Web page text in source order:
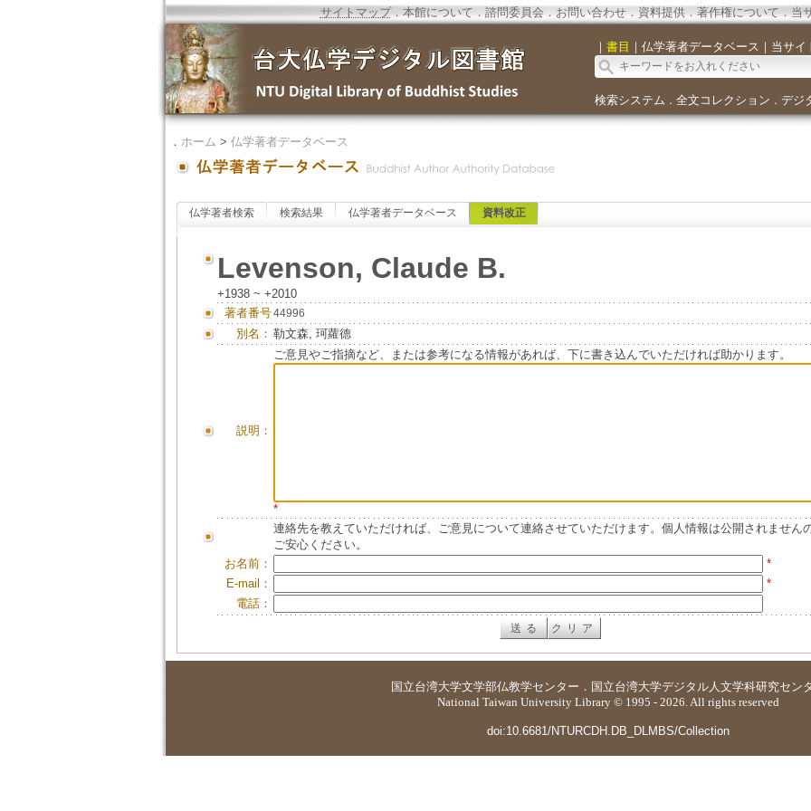
サイトマップ．本館について．諮問委員会． お問い合わせ． 資料提供．著作権について．当
｜ 書目 ｜ 仏学著者データベース ｜ 当サイ
検索システム ． 全文コレクション ． デジ
． ホーム > 仏学著者データベース
仏学著者検索 検索結果 仏学著者データベース 資料改正
Levenson, Claude B.
+1938 ~ +2010
著者番号44996
別名： 勒文森, 珂蘿德
説明：
ご意見やご指摘など、または参考になる情報があれば、下に書き込んでいただければ助かります。
*
連絡先を教えていただければ、ご意見について連絡させていただけます。個人情報は公開されません
ご安心ください。
お名前：
*
E-mail：
*
電話：
国立台湾大学文学部仏教学センター ． 国立台湾大学デジタル人文学科研究セン
National Taiwan University Library © 1995 - 2026. All rights reserved
doi:10.6681/NTURCDH.DB_DLMBS/Collection